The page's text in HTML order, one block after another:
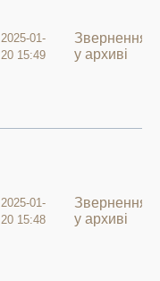
2025-01-
20 15:49
Звернення
у архиві
2025-01-
20 15:48
Звернення
у архиві